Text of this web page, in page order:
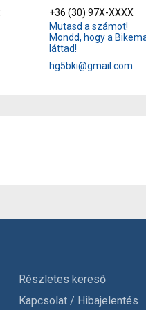
+36 (30) 97X-XXXX
Mutasd a számot!
Mondd, hogy a
láttad!
hg5bki@gmail.com
Részletes kereső
Kapcsolat / Hibajelentés